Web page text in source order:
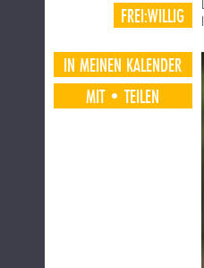
FREI:WILLIG
IN MEINEN KALENDER
MIT•TEILEN